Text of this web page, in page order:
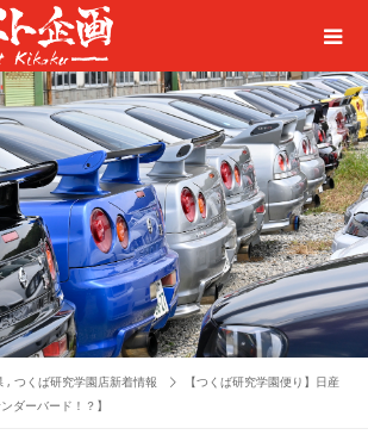
, つくば研究学園店新着情報
【つくば研究学園便り】日産
ダーバード！？】